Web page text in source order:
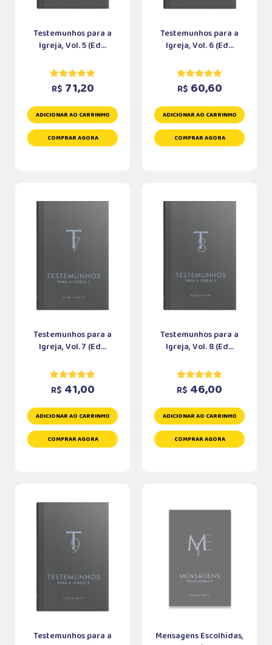
Testemunhos para a
Igreja, Vol. 5 (Ed...
R$ 71,20
ADICIONAR AO CARRINHO
COMPRAR AGORA
Testemunhos para a
Igreja, Vol. 6 (Ed...
R$ 60,60
ADICIONAR AO CARRINHO
COMPRAR AGORA
Testemunhos para a
Igreja, Vol. 7 (Ed...
R$ 41,00
ADICIONAR AO CARRINHO
COMPRAR AGORA
Testemunhos para a
Igreja, Vol. 8 (Ed...
R$ 46,00
ADICIONAR AO CARRINHO
COMPRAR AGORA
Testemunhos para a
Mensagens Escolhidas,